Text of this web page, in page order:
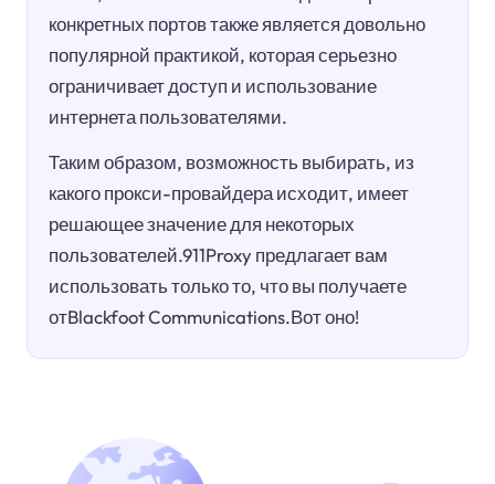
конкретных портов также является довольно
популярной практикой, которая серьезно
ограничивает доступ и использование
интернета пользователями.
Таким образом, возможность выбирать, из
какого прокси-провайдера исходит, имеет
решающее значение для некоторых
пользователей.911Proxy предлагает вам
использовать только то, что вы получаете
отBlackfoot Communications.Вот оно!